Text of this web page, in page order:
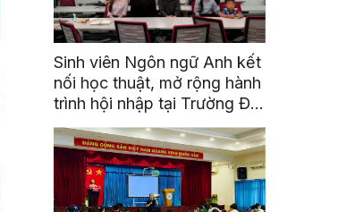
Sinh viên Ngôn ngữ Anh kết
nối học thuật, mở rộng hành
trình hội nhập tại Trường Đại
học Quốc gia Malaysia